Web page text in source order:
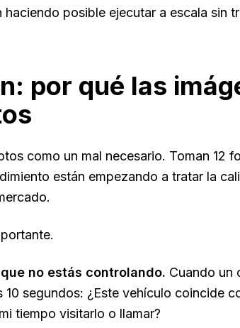
posible ejecutar a escala sin
por qué las
como un mal necesario. Toman 12
están empezando a tratar la
no estás controlando. Cuando un
segundos: ¿Este vehículo coincide
tiempo visitarlo o llamar?